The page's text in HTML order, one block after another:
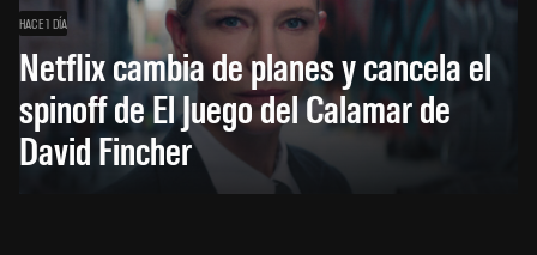
HACE 1 DÍA
Netflix cambia de planes y cancela el
spinoff de El Juego del Calamar de
David Fincher